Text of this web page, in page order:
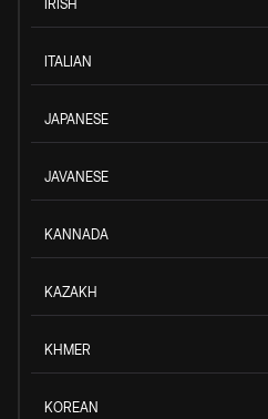
IRISH
ITALIAN
JAPANESE
JAVANESE
KANNADA
KAZAKH
KHMER
KOREAN